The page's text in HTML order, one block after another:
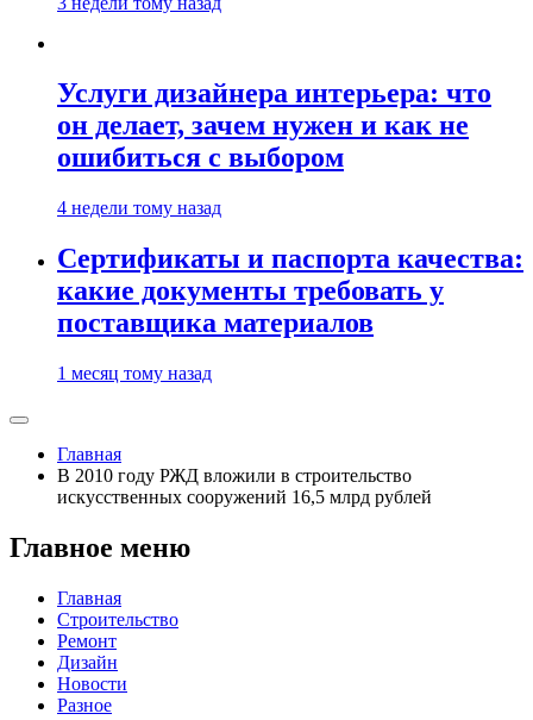
Услуги дизайнера интерьера: что
он делает, зачем нужен и как не
ошибиться с выбором
4 недели тому назад
Сертификаты и паспорта качества:
какие документы требовать у
поставщика материалов
1 месяц тому назад
Главная
В 2010 году РЖД вложили в строительство
искусственных сооружений 16,5 млрд рублей
Главное меню
Главная
Строительство
Ремонт
Дизайн
Новости
Разное